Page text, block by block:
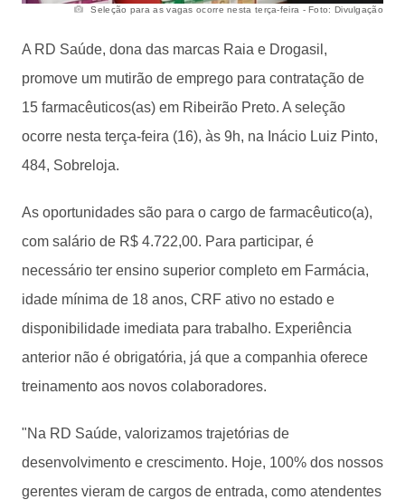
Seleção para as vagas ocorre nesta terça-feira - Foto: Divulgação
A RD Saúde, dona das marcas Raia e Drogasil,
promove um mutirão de emprego para contratação de
15 farmacêuticos(as) em Ribeirão Preto. A seleção
ocorre nesta terça-feira (16), às 9h, na Inácio Luiz Pinto,
484, Sobreloja.
As oportunidades são para o cargo de farmacêutico(a),
com salário de R$ 4.722,00. Para participar, é
necessário ter ensino superior completo em Farmácia,
idade mínima de 18 anos, CRF ativo no estado e
disponibilidade imediata para trabalho. Experiência
anterior não é obrigatória, já que a companhia oferece
treinamento aos novos colaboradores.
"Na RD Saúde, valorizamos trajetórias de
desenvolvimento e crescimento. Hoje, 100% dos nossos
gerentes vieram de cargos de entrada, como atendentes